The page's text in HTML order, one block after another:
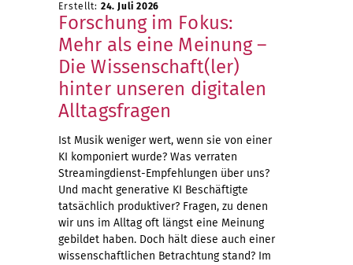
Erstellt: 24. Juli 2026
Forschung im Fokus:
Mehr als eine Meinung –
Die Wissenschaft(ler)
hinter unseren digitalen
Alltagsfragen
Ist Musik weniger wert, wenn sie von einer
KI komponiert wurde? Was verraten
Streamingdienst-Empfehlungen über uns?
Und macht generative KI Beschäftigte
tatsächlich produktiver? Fragen, zu denen
wir uns im Alltag oft längst eine Meinung
gebildet haben. Doch hält diese auch einer
wissenschaftlichen Betrachtung stand? Im